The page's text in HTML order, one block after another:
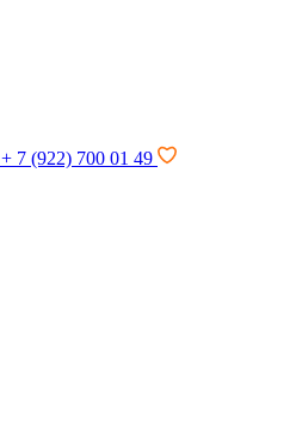
+ 7 (922) 700 01 49